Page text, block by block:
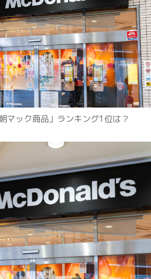
マック商品」ランキング1位は？